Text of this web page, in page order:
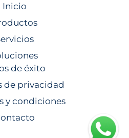
Inicio
de éxito
de privacidad
y condiciones